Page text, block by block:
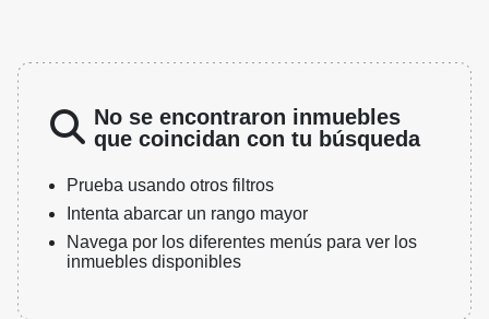
No se encontraron inmuebles
que coincidan con tu búsqueda
Prueba usando otros filtros
Intenta abarcar un rango mayor
Navega por los diferentes menús para ver los
inmuebles disponibles